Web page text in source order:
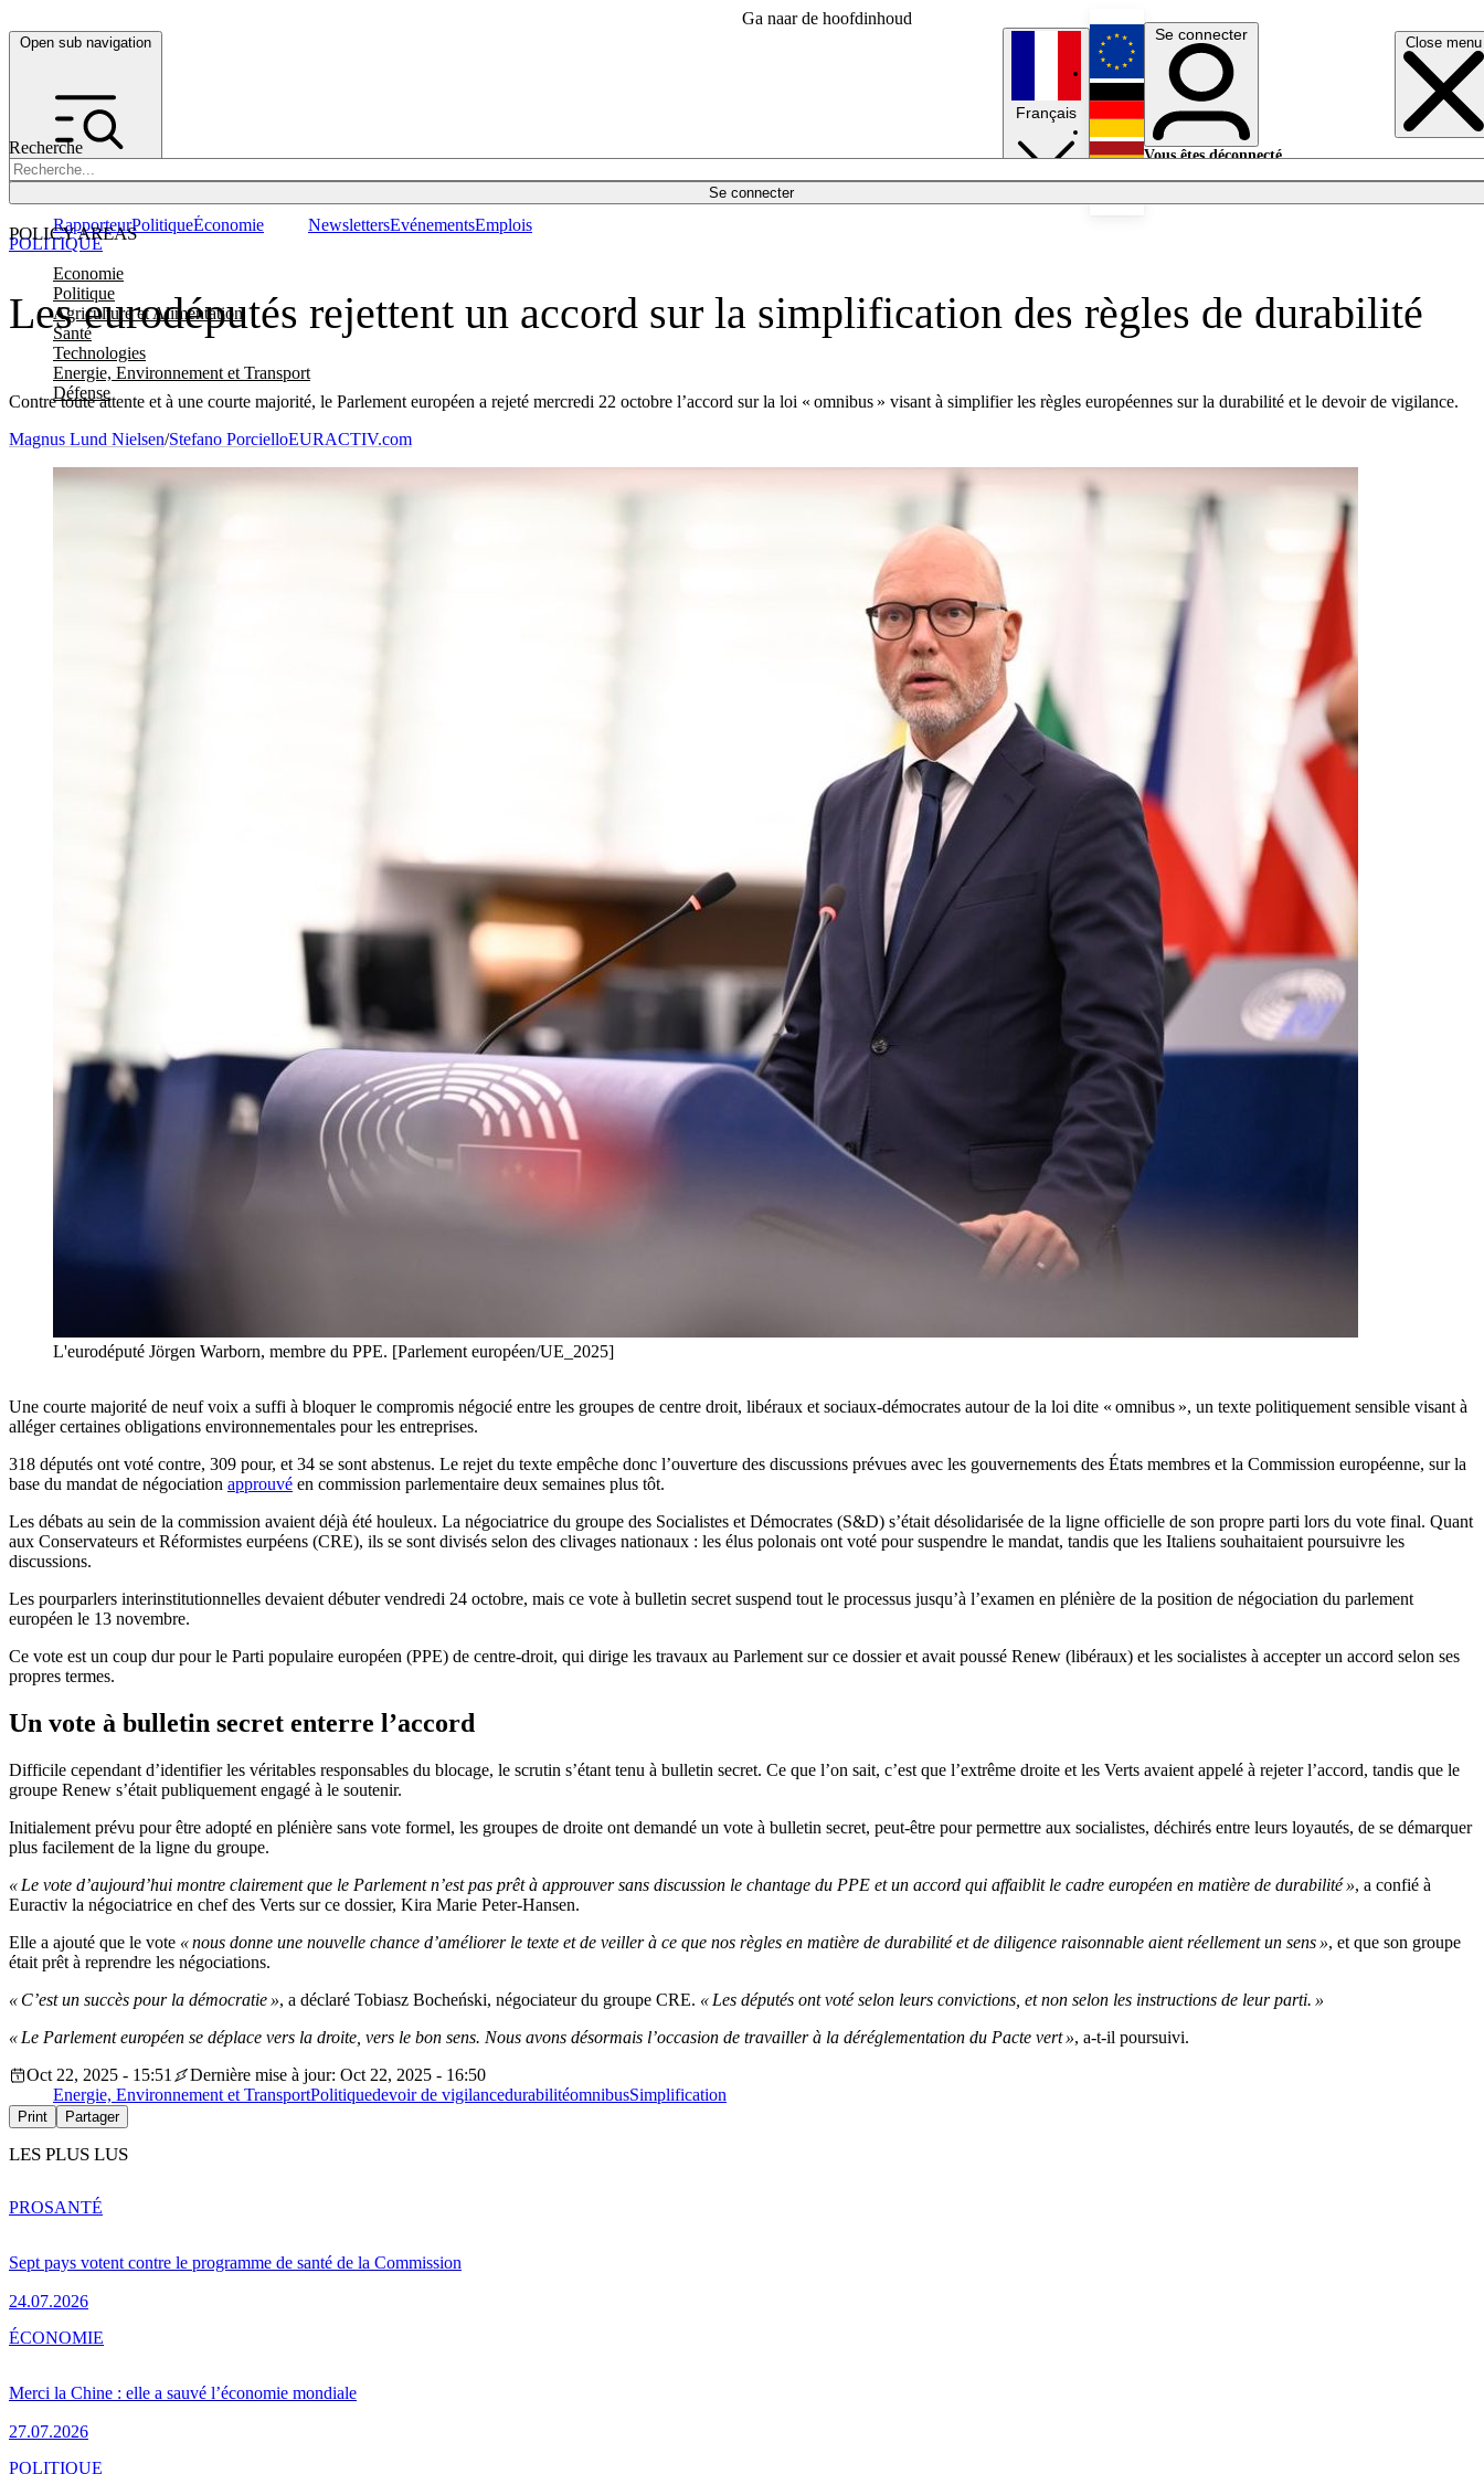
Ga naar de hoofdinhoud
Open sub navigation Close menu
Recherche
Se connecter
POLICY AREAS
Economie
Politique
Agriculture et Alimentation
Santé
Technologies
Energie, Environnement et Transport
Défense
RapporteurPolitiqueÉconomie NewslettersEvénementsEmplois
Français
English
Deutsch
Se connecter
Vous êtes déconnecté.
Les eurodéputés rejettent un accord sur la simplification des règles de durabilité
Contre toute attente et à une courte majorité, le Parlement européen a rejeté mercredi 22 octobre l’accord sur la loi « omnibus » visant à simplifier les règles européennes sur la durabilité et le devoir de vigilance.
POLITIQUE
Magnus Lund Nielsen/Stefano PorcielloEURACTIV.com
L'eurodéputé Jörgen Warborn, membre du PPE. [Parlement européen/UE_2025]
Une courte majorité de neuf voix a suffi à bloquer le compromis négocié entre les groupes de centre droit, libéraux et sociaux-démocrates autour de la loi dite « omnibus », un texte politiquement sensible visant à
alléger certaines obligations environnementales pour les entreprises.
318 députés ont voté contre, 309 pour, et 34 se sont abstenus. Le rejet du texte empêche donc l’ouverture des discussions prévues avec les gouvernements des États membres et la Commission européenne, sur la
base du mandat de négociation approuvé en commission parlementaire deux semaines plus tôt.
Les débats au sein de la commission avaient déjà été houleux. La négociatrice du groupe des Socialistes et Démocrates (S&D) s’était désolidarisée de la ligne officielle de son propre parti lors du vote final. Quant
aux Conservateurs et Réformistes eurpéens (CRE), ils se sont divisés selon des clivages nationaux : les élus polonais ont voté pour suspendre le mandat, tandis que les Italiens souhaitaient poursuivre les
discussions.
Les pourparlers interinstitutionnelles devaient débuter vendredi 24 octobre, mais ce vote à bulletin secret suspend tout le processus jusqu’à l’examen en plénière de la position de négociation du parlement
européen le 13 novembre.
Ce vote est un coup dur pour le Parti populaire européen (PPE) de centre-droit, qui dirige les travaux au Parlement sur ce dossier et avait poussé Renew (libéraux) et les socialistes à accepter un accord selon ses
propres termes.
Un vote à bulletin secret enterre l’accord
Difficile cependant d’identifier les véritables responsables du blocage, le scrutin s’étant tenu à bulletin secret. Ce que l’on sait, c’est que l’extrême droite et les Verts avaient appelé à rejeter l’accord, tandis que le
groupe Renew s’était publiquement engagé à le soutenir.
Initialement prévu pour être adopté en plénière sans vote formel, les groupes de droite ont demandé un vote à bulletin secret, peut-être pour permettre aux socialistes, déchirés entre leurs loyautés, de se démarquer
plus facilement de la ligne du groupe.
« Le vote d’aujourd’hui montre clairement que le Parlement n’est pas prêt à approuver sans discussion le chantage du PPE et un accord qui affaiblit le cadre européen en matière de durabilité », a confié à
Euractiv la négociatrice en chef des Verts sur ce dossier, Kira Marie Peter-Hansen.
Elle a ajouté que le vote « nous donne une nouvelle chance d’améliorer le texte et de veiller à ce que nos règles en matière de durabilité et de diligence raisonnable aient réellement un sens », et que son groupe
était prêt à reprendre les négociations.
« C’est un succès pour la démocratie », a déclaré Tobiasz Bocheński, négociateur du groupe CRE. « Les députés ont voté selon leurs convictions, et non selon les instructions de leur parti. »
« Le Parlement européen se déplace vers la droite, vers le bon sens. Nous avons désormais l’occasion de travailler à la déréglementation du Pacte vert », a-t-il poursuivi.
Oct 22, 2025 - 15:51
Dernière mise à jour: Oct 22, 2025 - 16:50
Energie, Environnement et TransportPolitiquedevoir de vigilancedurabilitéomnibusSimplification
Print Partager
LES PLUS LUS
Sept pays votent contre le programme de santé de la Commission
24.07.2026
PROSANTÉ
Merci la Chine : elle a sauvé l’économie mondiale
27.07.2026
ÉCONOMIE
POLITIQUE